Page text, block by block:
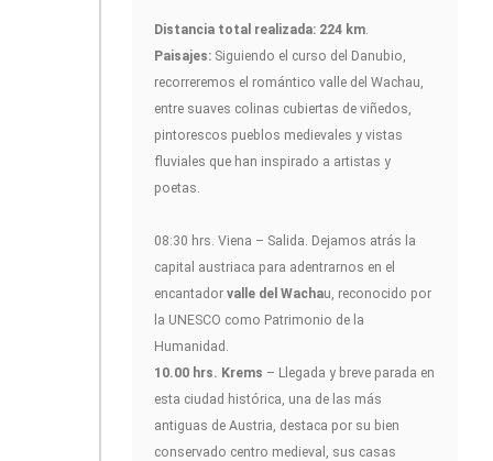
Distancia total realizada: 224 km
Paisajes: Siguiendo el curso del Danubio,
recorreremos el romántico valle del Wachau,
entre suaves colinas cubiertas de viñedos,
pintorescos pueblos medievales y vistas
fluviales que han inspirado a artistas y
poetas.
08:30 hrs. Viena – Salida. Dejamos atrás la
capital austriaca para adentrarnos en el
encantador valle del Wachau, reconocido por
la UNESCO como Patrimonio de la
Humanidad.
10.00 hrs. Krems – Llegada y breve parada en
esta ciudad histórica, una de las más
antiguas de Austria, destaca por su bien
conservado centro medieval, sus casas